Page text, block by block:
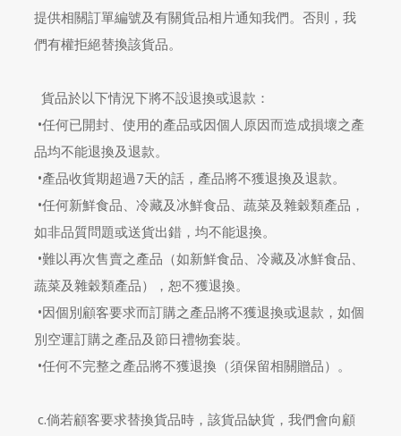
提供相關訂單編號及有關貨品相片通知我們。否則，我
們有權拒絕替換該貨品。
貨品於以下情況下將不設退換或退款：
•任何已開封、使用的產品或因個人原因而造成損壞之產
品均不能退換及退款。
•產品收貨期超過7天的話，產品將不獲退換及退款。
•任何新鮮食品、冷藏及冰鮮食品、蔬菜及雜穀類產品，
如非品質問題或送貨出錯，均不能退換。
•難以再次售賣之產品（如新鮮食品、冷藏及冰鮮食品、
蔬菜及雜穀類產品），恕不獲退換。
•因個別顧客要求而訂購之產品將不獲退換或退款，如個
別空運訂購之產品及節日禮物套裝。
•任何不完整之產品將不獲退換（須保留相關贈品）。
c.倘若顧客要求替換貨品時，該貨品缺貨，我們會向顧